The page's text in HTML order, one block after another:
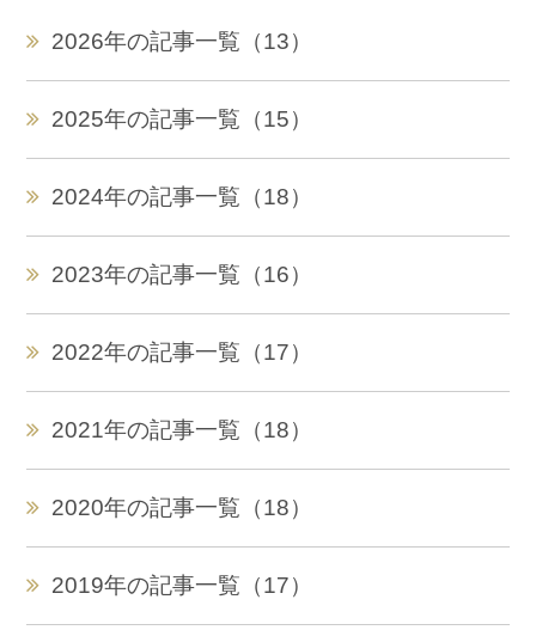
2026年の記事一覧（13）
2025年の記事一覧（15）
2024年の記事一覧（18）
2023年の記事一覧（16）
2022年の記事一覧（17）
2021年の記事一覧（18）
2020年の記事一覧（18）
2019年の記事一覧（17）